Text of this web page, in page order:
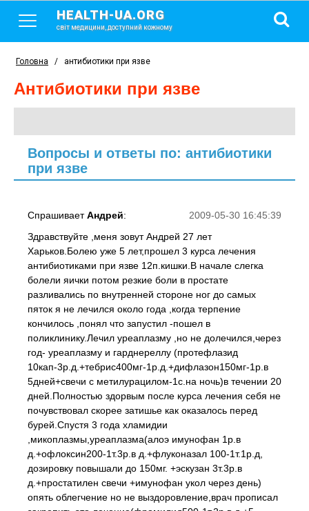
HEALTH-UA.ORG
світ медицини, доступний кожному
Головна / антибиотики при язве
антибиотики при язве
Вопросы и ответы по: антибиотики
при язве
2009-05-30 16:45:39
СпрашиваетАндрей:
Здравствуйте ,меня зовут Андрей 27 лет
Харьков.Болею уже 5 лет,прошел 3 курса лечения
антибиотиками при язве 12п.кишки.В начале слегка
болели яички потом резкие боли в простате
разливались по внутренней стороне ног до самых
пяток я не лечился около года ,когда терпение
кончилось ,понял что запустил -пошел в
поликлинику.Лечил уреаплазму ,но не долечился,через
год- уреаплазму и гарднереллу (протефлазид
10кап-3р.д.+тебрис400мг-1р.д.+дифлазон150мг-1р.в
5дней+свечи с метилурацилом-1с.на ночь)в течении 20
дней.Полностью здорвым после курса лечения себя не
почувствовал скорее затишье как оказалось перед
бурей.Спустя 3 года хламидии
,микоплазмы,уреаплазма(алоэ имунофан 1р.в
д.+офлоксин200-1т.3р.в д.+флуконазал 100-1т.1р.д,
дозировку повышали до 150мг. +эскузан 3т.3р.в
д.+простатилен свечи +имунофан укол через день)
опять облегчение но не выздоровление,врач прописал